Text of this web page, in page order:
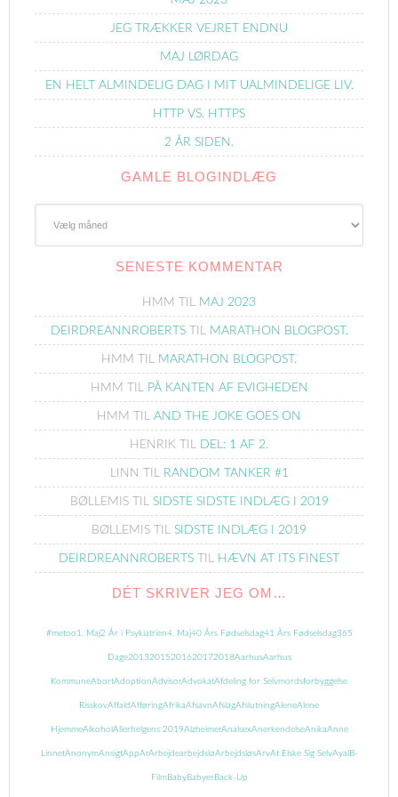
JEG TRÆKKER VEJRET ENDNU
MAJ LØRDAG
EN HELT ALMINDELIG DAG I MIT UALMINDELIGE LIV.
HTTP VS. HTTPS
2 ÅR SIDEN.
GAMLE BLOGINDLÆG
SENESTE KOMMENTAR
HMM TIL MAJ 2023
DEIRDREANNROBERTSTIL MARATHON BLOGPOST.
HMM TIL MARATHON BLOGPOST.
HMM TIL PÅ KANTEN AF EVIGHEDEN
HMM TIL AND THE JOKE GOES ON
HENRIK TIL DEL: 1 AF 2.
LINN TIL RANDOM TANKER #1
BØLLEMISTIL SIDSTE SIDSTE INDLÆG I 2019
BØLLEMIS TIL SIDSTE INDLÆG I 2019
DEIRDREANNROBERTS TIL HÆVN AT ITS FINEST
DÉT SKRIVER JEG OM…
#metoo 1. Maj2 År i Psykiatrien4. Maj40 Års Fødselsdag41 Års Fødselsdag365
Dage20132015201620172018AarhusAarhus
KommuneAbortAdoptionAdvisorAdvokatAfdeling for Selvmordsforbyggelse
RisskovAffald AfføringAfrikaAfsavnAfslagAfslutningAleneAlene
HjemmeAlkohol Allerhelgens 2019AlzheimerAnalsexAnerkendelseAnikaAnne
LinnetAnonymAnsigtAppArArbejdearbejdsløArbejdsløsArvAt Elske Sig SelvAyal B-
FilmBabyBabyerBack-Up